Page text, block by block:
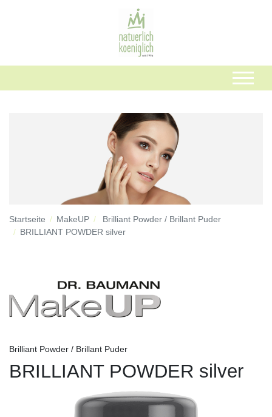
Startseite MakeUP
Brilliant Powder / Brillant Puder
BRILLIANT POWDER silver
Brilliant Powder / Brillant Puder
BRILLIANT POWDER silver